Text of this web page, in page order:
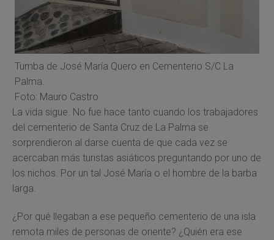
Tumba de José María Quero en Cementerio S/C La
Palma.
Foto: Mauro Castro
La vida sigue. No fue hace tanto cuando los trabajadores
del cementerio de Santa Cruz de La Palma se
sorprendieron al darse cuenta de que cada vez se
acercaban más turistas asiáticos preguntando por uno de
los nichos. Por un tal José María o el hombre de la barba
larga.
¿Por qué llegaban a ese pequeño cementerio de una isla
remota miles de personas de oriente? ¿Quién era ese